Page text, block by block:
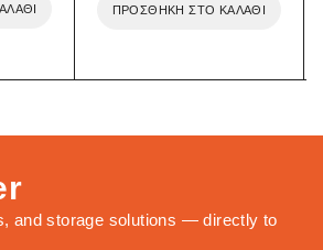
ΠΡΟΣΘΉΚΗ ΣΤΟ ΚΑΛΆΘΙ
and storage solutions — directly to